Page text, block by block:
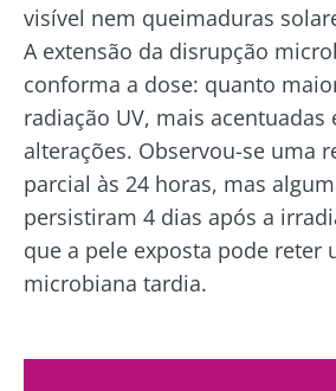
visível nem queimaduras
A extensão da disrupção
conforma a dose: quanto
radiação UV, mais acentuadas
alterações. Observou-se uma
parcial às 24 horas, mas
persistiram 4 dias após a
que a pele exposta pode reter
microbiana tardia.